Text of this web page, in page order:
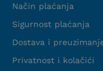
Način plaćanja
Sigurnost plaćanja
Dostava i
Privatnost i kolačići